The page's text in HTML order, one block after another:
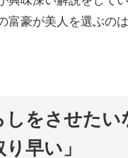
豪が美人を選ぶの
しをさせた
早い」